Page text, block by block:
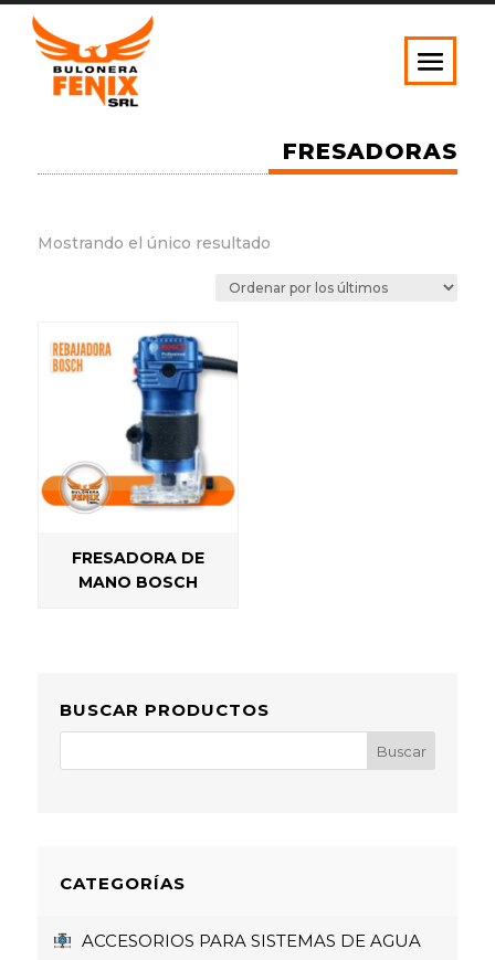
BUSCAR PRODUCTOS
CATEGORÍAS
ACCESORIOS PARA SISTEMAS DE AGUA
FRESADORAS
Mostrando el único resultado
FRESADORA DE
MANO BOSCH